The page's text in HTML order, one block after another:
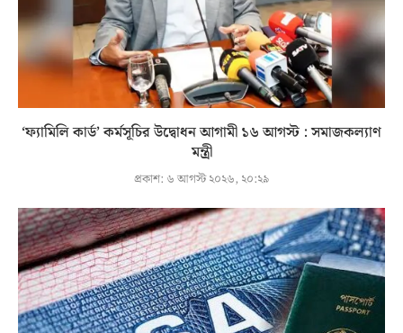
‘ফ্যামিলি কার্ড’ কর্মসূচির উদ্বোধন আগামী ১৬ আগস্ট : সমাজকল্যাণ
মন্ত্রী
প্রকাশ: ৬ আগস্ট ২০২৬, ২০:২৯